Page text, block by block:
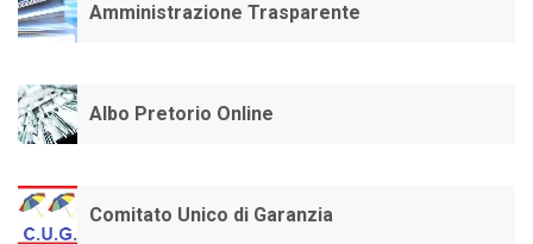
Amministrazione Trasparente
Albo Pretorio Online
Comitato Unico di Garanzia